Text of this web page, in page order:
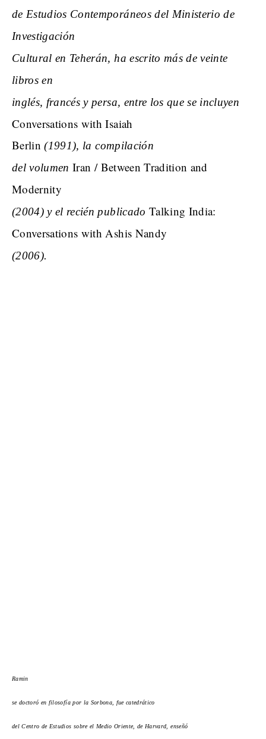
de Estudios Contemporáneos del Ministerio de
Investigación
Cultural en Teherán, ha escrito más de veinte
libros en
inglés, francés y persa, entre los que se incluyen
Conversations with Isaiah
Berlin (1991), la compilación
del volumenIran / Between Tradition and
Modernity
(2004) y el recién publicado Talking India:
Conversations with Ashis Nandy
(2006).
Ramin
se doctoró en filosofía por la Sorbona, fue catedrático
del Centro de Estudios sobre el Medio Oriente, de Harvard, enseñó